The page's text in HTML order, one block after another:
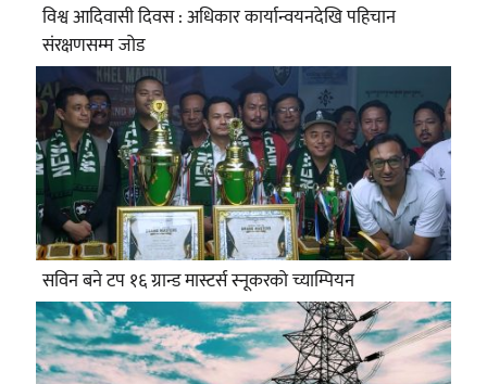
विश्व आदिवासी दिवस : अधिकार कार्यान्वयनदेखि पहिचान
संरक्षणसम्म जोड
सविन बने टप १६ ग्रान्ड मास्टर्स स्नूकरको च्याम्पियन